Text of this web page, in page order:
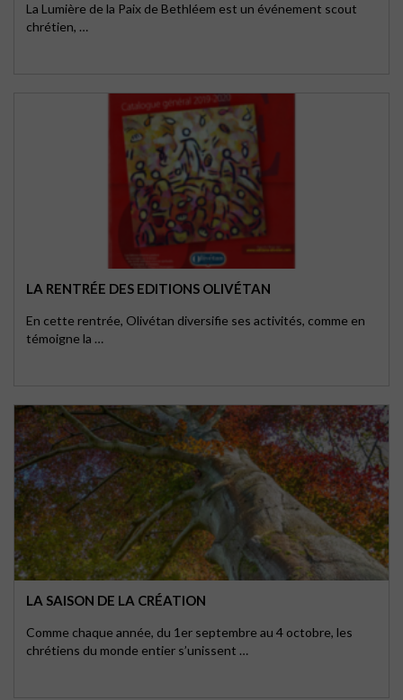
La Lumière de la Paix de Bethléem est un événement scout
chrétien, …
LA RENTRÉE DES EDITIONS OLIVÉTAN
En cette rentrée, Olivétan diversifie ses activités, comme en
témoigne la …
LA SAISON DE LA CRÉATION
Comme chaque année, du 1er septembre au 4 octobre, les
chrétiens du monde entier s’unissent …